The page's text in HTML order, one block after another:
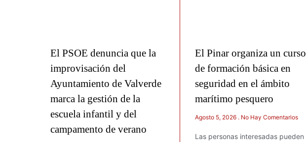
El PSOE denuncia que la
improvisación del
Ayuntamiento de Valverde
marca la gestión de la
escuela infantil y del
campamento de verano
El Pinar organiza un curso
de formación básica en
seguridad en el ámbito
marítimo pesquero
Agosto 5, 2026 No Hay Comentarios
Las personas interesadas pueden